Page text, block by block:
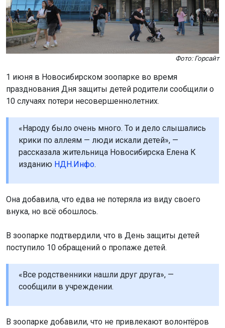
Фото: Горсайт
1 июня в Новосибирском зоопарке во время
празднования Дня защиты детей родители сообщили о
10 случаях потери несовершеннолетних.
«Народу было очень много. То и дело слышались
крики по аллеям — люди искали детей», —
рассказала жительница Новосибирска Елена К
изданию НДН.Инфо.
Она добавила, что едва не потеряла из виду своего
внука, но всё обошлось.
В зоопарке подтвердили, что в День защиты детей
поступило 10 обращений о пропаже детей.
«Все родственники нашли друг друга», —
сообщили в учреждении.
В зоопарке добавили, что не привлекают волонтёров